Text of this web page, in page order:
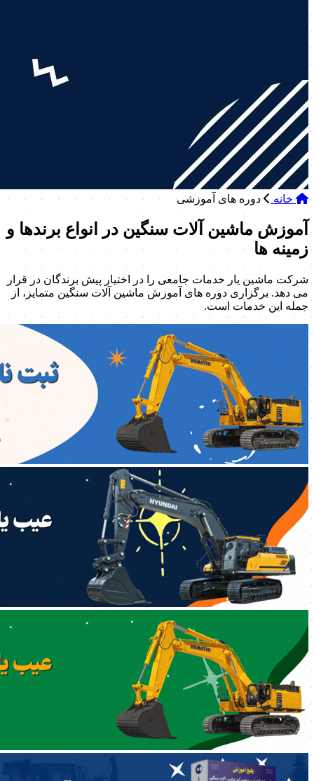
خانه دوره های آموزشی
آموزش ماشین آلات سنگین در انواع برندها و
زمینه ها
شرکت ماشین یار خدمات جامعی را در اختیار پیش برندگان در قرار
می دهد. برگزاری دوره های آموزش ماشین آلات سنگین متمایز، از
جمله این خدمات است.